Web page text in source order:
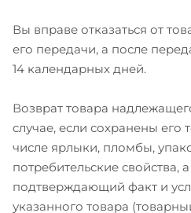
Вы вправе отказаться от
его передачи, а после
14 календарных дней.
Возврат товара
случае, если сохранены его
числе ярлыки, пломбы,
потребительские свойства,
подтверждающий факт и
указанного товара